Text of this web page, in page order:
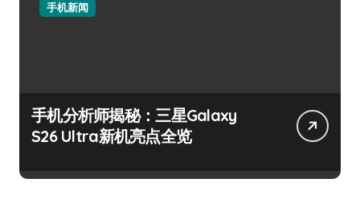
手机新闻
手机分析师揭秘：三星Galaxy
S26 Ultra新机亮点全览